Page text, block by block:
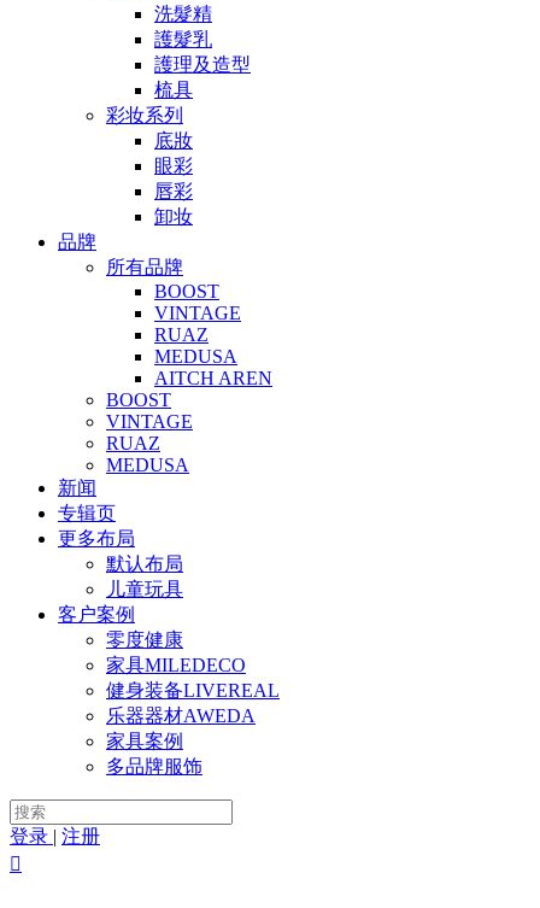
洗髮精
護髮乳
護理及造型
梳具
彩妆系列
底妝
眼彩
唇彩
卸妆
品牌
所有品牌
BOOST
VINTAGE
RUAZ
MEDUSA
AITCH AREN
BOOST
VINTAGE
RUAZ
MEDUSA
新闻
专辑页
更多布局
默认布局
儿童玩具
客户案例
零度健康
家具MILEDECO
健身装备LIVEREAL
乐器器材AWEDA
家具案例
多品牌服饰
登录 | 注册
